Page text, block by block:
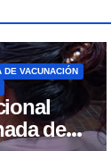
DE VACUNACIÓN
de